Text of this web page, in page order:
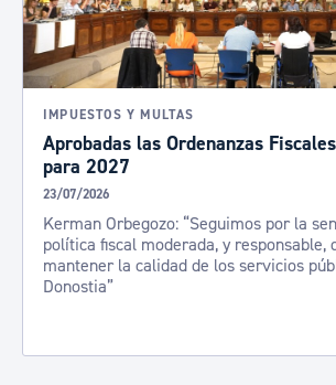
IMPUESTOS Y MULTAS
Aprobadas las Ordenanzas
para 2027
23/07/2026
Kerman Orbegozo: “Seguimos por la
política fiscal moderada, y responsable,
mantener la calidad de los servicios
Donostia”